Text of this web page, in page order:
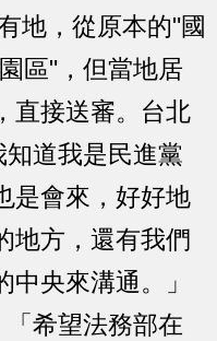
地，從原本的"國
區"，但當地居
直接送審。台北
道我是民進黨
是會來，好好地
地方，還有我們
央來溝通。」
希望法務部在